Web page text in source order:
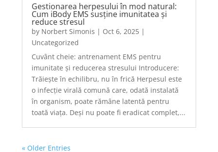
Gestionarea herpesului în mod natural:
Cum iBody EMS susține imunitatea și
reduce stresul
by Norbert Simonis | Oct 6, 2025|
Uncategorized
Cuvânt cheie: antrenament EMS pentru
imunitate și reducerea stresului Introducere:
Trăiește în echilibru, nu în frică Herpesul este
o infecție virală comună care, odată instalată
în organism, poate rămâne latentă pentru
toată viața. Deși nu poate fi eradicat complet,...
« Older Entries